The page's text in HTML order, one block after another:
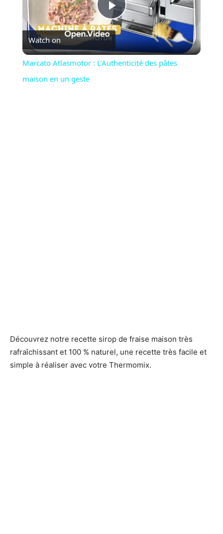
Play
Video
Watch on
Marcato Atlasmotor : L’Authenticité des pâtes
maison en un geste
Découvrez notre recette sirop de fraise maison très
rafraîchissant et 100 % naturel, une recette très facile et
simple à réaliser avec votre Thermomix.